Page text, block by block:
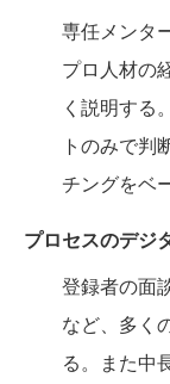
専任メンタ
プロ人材の
く説明する
トのみで判
チングをベ
プロセスのデジ
登録者の面
など、多く
る。また中